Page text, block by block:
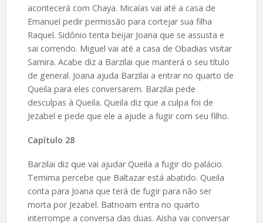
acontecerá com Chaya. Micaías vai até a casa de
Emanuel pedir permissão para cortejar sua filha
Raquel. Sidônio tenta beijar Joana que se assusta e
sai correndo. Miguel vai até a casa de Obadias visitar
Samira. Acabe diz a Barzilai que manterá o seu título
de general. Joana ajuda Barzilai a entrar no quarto de
Queila para eles conversarem. Barzilai pede
desculpas à Queila. Queila diz que a culpa foi de
Jezabel e pede que ele a ajude a fugir com seu filho.
Capítulo 28
Barzilai diz que vai ajudar Queila a fugir do palácio.
Temima percebe que Baltazar está abatido. Queila
conta para Joana que terá de fugir para não ser
morta por Jezabel. Batnoam entra no quarto
interrompe a conversa das duas. Aisha vai conversar